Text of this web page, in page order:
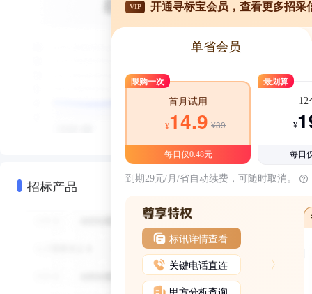
招标产品
VIP 开通寻标宝会员，查看更多招采
单省会员
限购一次
首月试用
¥14.9 ¥39
每日仅0.48元
最划算
12
¥
每日
到期29元/月/省自动续费，可随时取消。
标讯详情查看
关键电话直连
甲方分析查询